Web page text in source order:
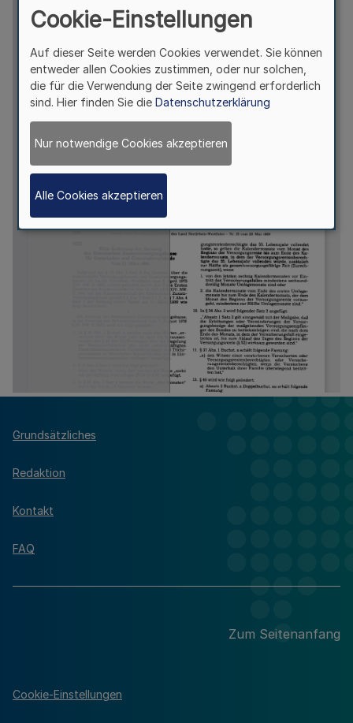
Grundsätzliches
Redaktion
Kontakt
FAQ
Zum Seitenanfang
Cookie-Einstellungen
Cookie-Einstellungen
Auf dieser Seite werden Cookies verwendet. Sie können
entweder allen Cookies zustimmen, oder nur solchen,
die für die Verwendung der Seite zwingend erforderlich
sind. Hier finden Sie die Datenschutzerklärung
Nur notwendige Cookies akzeptieren
Alle Cookies akzeptieren